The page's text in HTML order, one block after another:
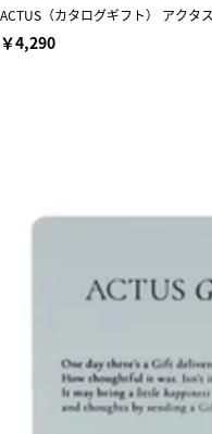
ACTUS（カタログギフト） アクタ
￥4,290